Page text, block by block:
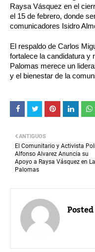
Raysa Vásquez en el
el 15 de febrero, donde
comunicadores Isidro
El respaldo de Carlos
fortalece la candidatura y
Palomas merece un
y el bienestar de la
ANTIGUOS
El Comunitario y Activista
Alfonso Alvarez Anuncia su
Apoyo a Raysa Vásquez en
Palomas